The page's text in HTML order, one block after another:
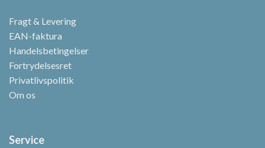
Fragt & Levering
EAN-faktura
Handelsbetingelser
Fortrydelsesret
Privatlivspolitik
Om os
Service